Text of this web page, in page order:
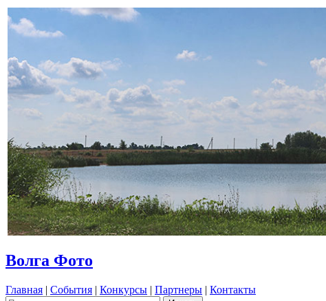
Волга Фото
Главная | События | Конкурсы | Партнеры | Контакты